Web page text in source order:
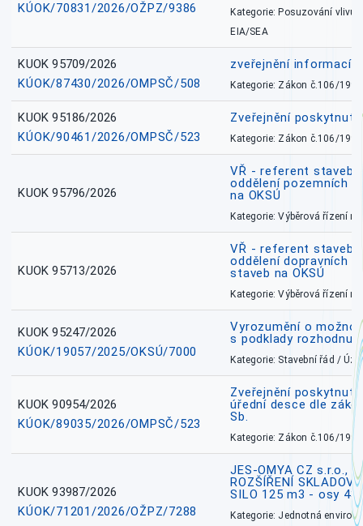
KÚOK/70831/2026/OŽPZ/9386
Kategorie: Posuzování vlivů
EIA/SEA
KUOK 95709/2026
KÚOK/87430/2026/OMPSČ/508
zveřejnění informací
Kategorie: Zákon č.106/1999
KUOK 95186/2026
KÚOK/90461/2026/OMPSČ/523
Zveřejnění
Kategorie: Zákon č.106/1999
KUOK 95796/2026
VŘ - referent
oddělení pozemních
na OKSÚ
Kategorie: Výběrová řízení
KUOK 95713/2026
VŘ - referent
oddělení dopravních
staveb na OKSÚ
Kategorie: Výběrová řízení
KUOK 95247/2026
KÚOK/19057/2025/OKSÚ/7000
Vyrozumění o
s podklady rozhodnutí
Kategorie: Stavební řád /
KUOK 90954/2026
KÚOK/89035/2026/OMPSČ/523
Zveřejnění
úřední desce dle
Sb.
Kategorie: Zákon č.106/1999
KUOK 93987/2026
KÚOK/71201/2026/OŽPZ/7288
JES-OMYA CZ s.r.o.,
ROZŠÍŘENÍ
SILO 125 m3 - osy
Kategorie: Jednotná